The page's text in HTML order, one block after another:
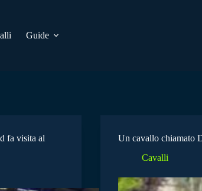
Guide
fa visita al
Un cavallo chiamato
Cavalli